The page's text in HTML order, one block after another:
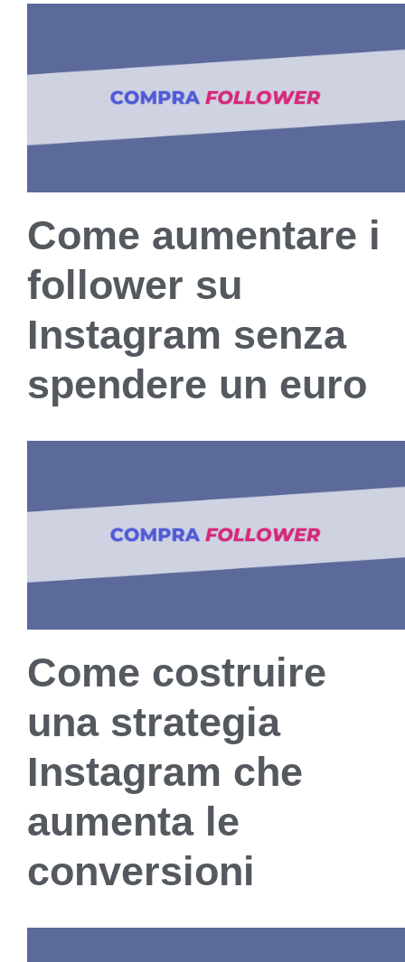
Come aumentare i
follower su
Instagram senza
spendere un euro
Come costruire
una strategia
Instagram che
aumenta le
conversioni